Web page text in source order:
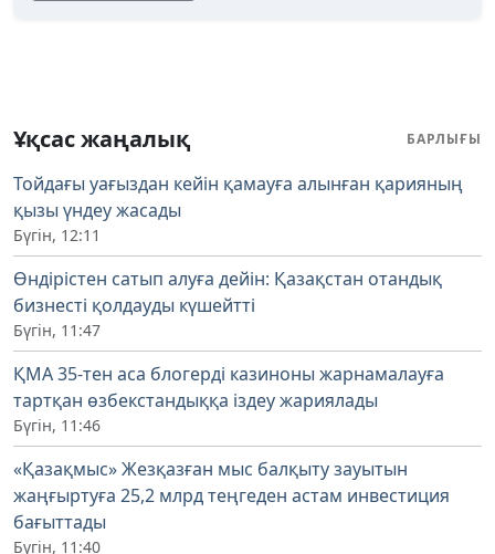
Ұқсас жаңалық БАРЛЫҒЫ
Тойдағы уағыздан кейін қамауға алынған қарияның
қызы үндеу жасады
Бүгін, 12:11
Өндірістен сатып алуға дейін: Қазақстан отандық
бизнесті қолдауды күшейтті
Бүгін, 11:47
ҚМА 35-тен аса блогерді казиноны жарнамалауға
тартқан өзбекстандыққа іздеу жариялады
Бүгін, 11:46
«Қазақмыс» Жезқазған мыс балқыту зауытын
жаңғыртуға 25,2 млрд теңгеден астам инвестиция
бағыттады
Бүгін, 11:40